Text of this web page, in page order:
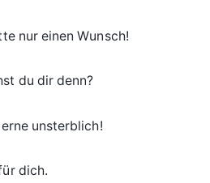
nur einen Wunsch!
du dir denn?
unsterblich!
dich.